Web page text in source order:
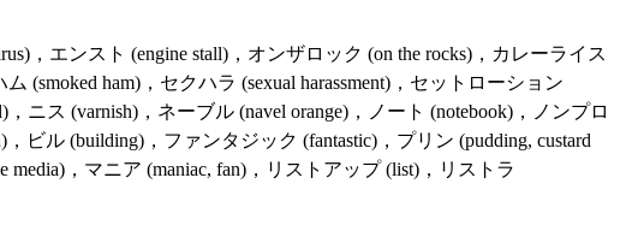
，エンスト (engine stall)，オンザロック (on the rocks)，カレーライス
(smoked ham)，セクハラ (sexual harassment)，セットローション
ニス (varnish)，ネーブル (navel orange)，ノート (notebook)，ノンプロ
ビル (building)，ファンタジック (fantastic)，プリン (pudding, custard
media)，マニア (maniac, fan)，リストアップ (list)，リストラ